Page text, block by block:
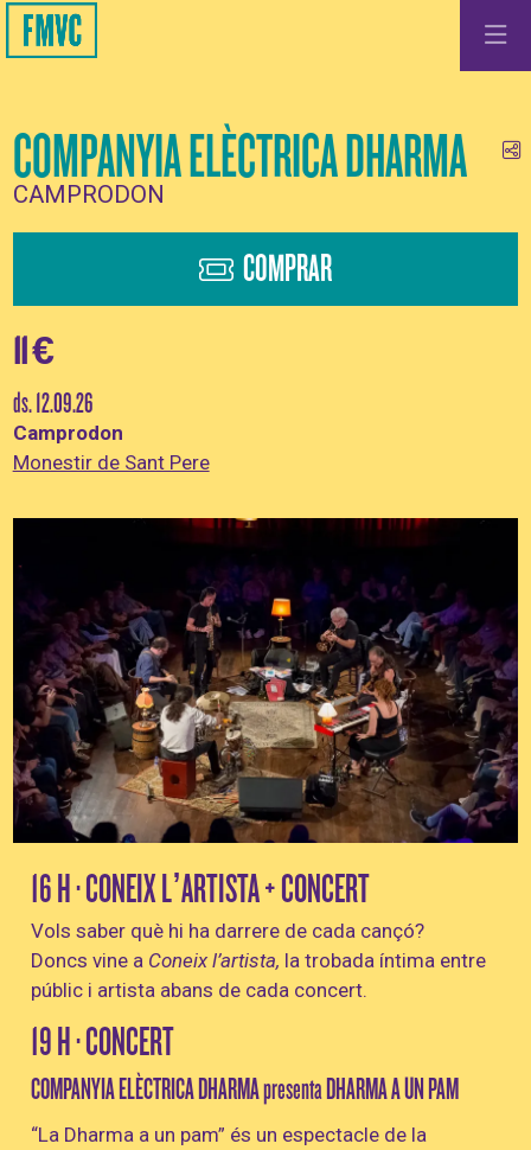
COMPANYIA ELÈCTRICA DHARMA
CAMPRODON
COMPRAR
11 €
ds. 12.09.26
Camprodon
Monestir de Sant Pere
16 H · CONEIX L’ARTISTA + CONCERT
Vols saber què hi ha darrere de cada cançó?
Doncs vine a Coneix l’artista, la trobada íntima entre
públic i artista abans de cada concert.
19 H · CONCERT
COMPANYIA ELÈCTRICA DHARMA presenta DHARMA A UN PAM
“La Dharma a un pam” és un espectacle de la